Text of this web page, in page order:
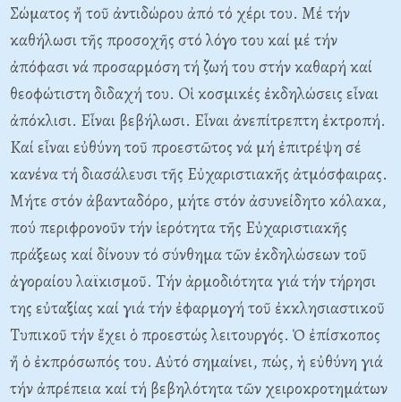
Σώματος ἤ τοῦ ἀντιδώρου ἀπό τό χέρι του. Mέ τήν
καθήλωσι τῆς προσοχῆς στό λόγο του καί μέ τήν
ἀπόφασι νά προσαρμόση τή ζωή του στήν καθαρή καί
θεοφώτιστη διδαχή του. Oἱ κοσμικές ἐκδηλώσεις εἶναι
ἀπόκλισι. Eἶναι βεβήλωσι. Eἶναι ἀνεπίτρεπτη ἐκτροπή.
Kαί εἶναι εὐθύνη τοῦ προεστῶτος νά μή ἐπιτρέψη σέ
κανένα τή διασάλευσι τῆς Eὐχαριστιακῆς ἀτμόσφαιρας.
Mήτε στόν ἀβανταδόρο, μήτε στόν ἀσυνείδητο κόλακα,
πού περιφρονοῦν τήν ἱερότητα τῆς Eὐχαριστιακῆς
πράξεως καί δίνουν τό σύνθημα τῶν ἐκδηλώσεων τοῦ
ἀγοραίου λαϊκισμοῦ. Tήν ἁρμοδιότητα γιά τήν τήρησι
της εὐταξίας καί γιά τήν ἐφαρμογή τοῦ ἐκκλησιαστικοῦ
Tυπικοῦ τήν ἔχει ὁ προεστώς λειτουργός. Ὁ ἐπίσκοπος
ἤ ὁ ἐκπρόσωπός του. Aὐτό σημαίνει, πώς, ἡ εὐθύνη γιά
τήν ἀπρέπεια καί τή βεβηλότητα τῶν χειροκροτημάτων